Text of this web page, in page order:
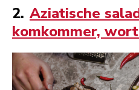
2. Aziatische
komkommer,